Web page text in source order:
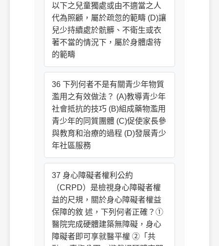
以下之兒童獨處或由不適當之人
代為照顧，屬於疏忽的範疇 (D)讓
兒少持續處於骯髒、不衛生或衣
著不當的情況下，屬於身體虐待
的範疇
36 下列何者不是有關青少年物質
濫用之有效做法？ (A)教導青少年
社會抵抗的技巧 (B)組成藥物濫用
青少年的同質團體 (C)促使家長參
與教育和治療的過程 (D)發展青少
年社區服務
37 身心障礙者權利公約
（CRPD）是檢視身心障礙者權
益的尺規，關於身心障礙者權益
保障的敘 述，下列何者正確？①
醫院完成硬體建築無障礙，身心
障礙者即可享就醫平權 ②「共